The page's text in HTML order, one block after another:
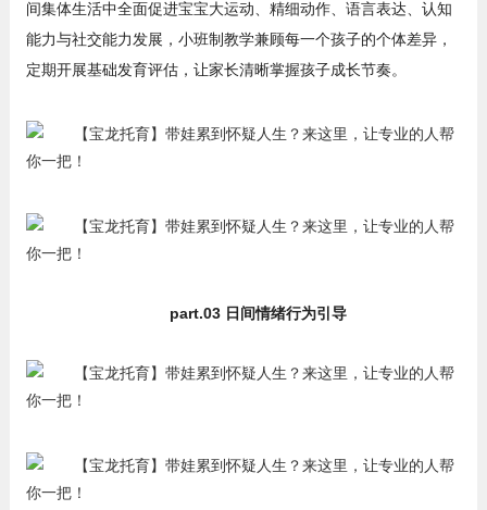
间集体生活中全面促进宝宝大运动、精细动作、语言表达、认知
能力与社交能力发展，小班制教学兼顾每一个孩子的个体差异，
定期开展基础发育评估，让家长清晰掌握孩子成长节奏。
part.03 日间情绪行为引导